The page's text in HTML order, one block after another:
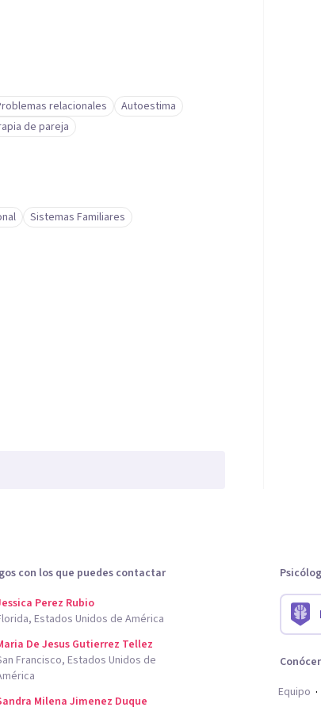
relacionales
Autoestima
de pareja
Sistemas Familiares
con los que puedes contactar
Perez Rubio
Estados Unidos de América
De Jesus Gutierrez Tellez
Francisco, Estados Unidos de
Milena Jimenez Duque
Equipo